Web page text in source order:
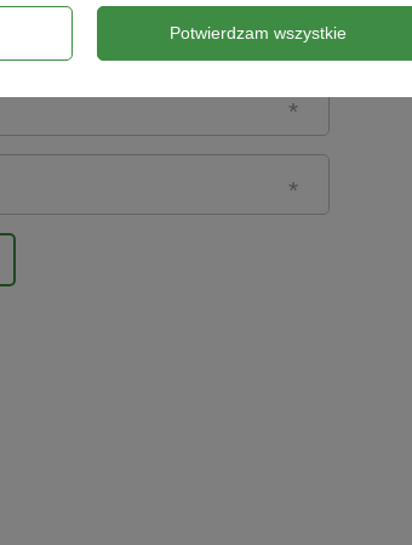
Potwierdzam wszystkie